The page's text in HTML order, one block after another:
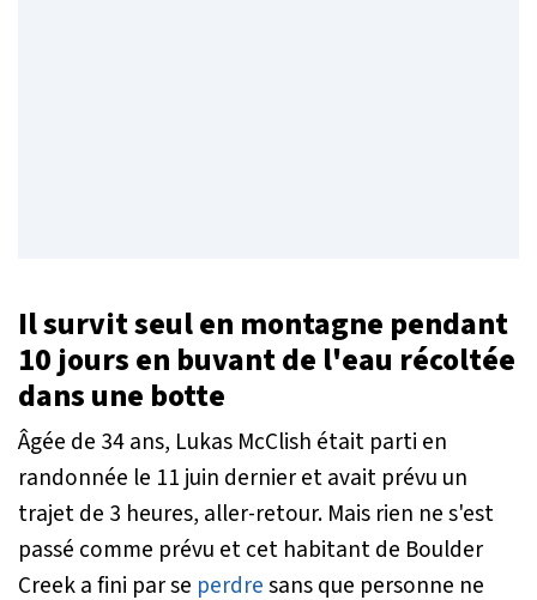
Il survit seul en montagne pendant
10 jours en buvant de l'eau récoltée
dans une botte
Âgée de 34 ans, Lukas McClish était parti en
randonnée le 11 juin dernier et avait prévu un
trajet de 3 heures, aller-retour. Mais rien ne s'est
passé comme prévu et cet habitant de Boulder
Creek a fini par se perdresans que personne ne